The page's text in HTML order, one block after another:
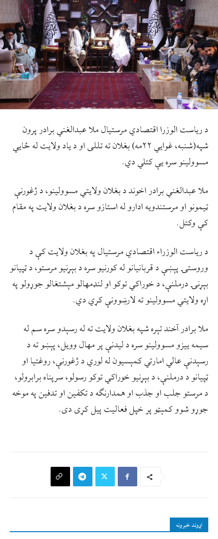
د ریاست الوزرا اقتصادي مرستیال ملا عبدالغني برادر پرون
شپه(شنبه، غوایي ۲۲مه) بغلان ته تللی او د یاد ولایت له ځایي
مسوولینو سره یې کتلي دي.
ملا عبدالغني برادر اخوند د بغلان ولایتي مسوولینو، د ژغورنې
ټیمونو او مرستندویه ادارو له استازو سره د بغلان ولایت په مقام
کې وکتل.
د ریاست الوزراء اقتصادي مرستیال په بغلان ولایت کې د
وروستۍ پېښې د قربانیانو له کورنیو سره د بېړنیو مرستو، د ټپیانو
بېړنۍ درملنې، د خوراکي توکو او لنډمهالو مېشتغالو جوړولو په
اړه ولایتي مسوولینو ته لارښوونې کړي دي.
ملا برادر آخند تېره شپه بغلان ولایت ته له رسېدو سره سم له
سیمه ییزو مسوولینو سره د لیدنې پر مهال وویل، پېښو ته د
رسېدنې عالي امارتي کمېسیون له لوري د ژغورنې، روغتیا او
ټپیانو د درملنې، د بېړنیو خوراکي توکو رسولو، سرپناه برابرولو،
د مرستو جلب او جذب او همدارنګه د تکفین او تدفین په موخه
جوړو شوو کمېټو پر خپل فعالیت پیل کړی دی.
اړوند خبرونه